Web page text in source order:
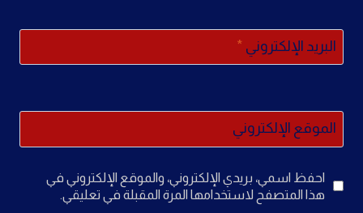
البريد الإلكتروني *
الموقع الإلكتروني
احفظ اسمي، بريدي الإلكتروني، والموقع الإلكتروني في
هذا المتصفح لاستخدامها المرة المقبلة في تعليقي.